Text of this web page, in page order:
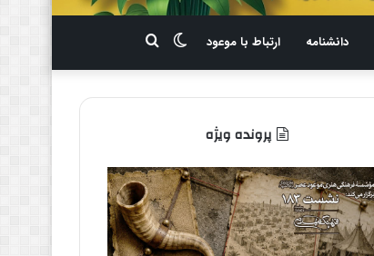
دانشنامه ارتباط با موعود
برای
تغییر
پوسته
پرونده ویژه